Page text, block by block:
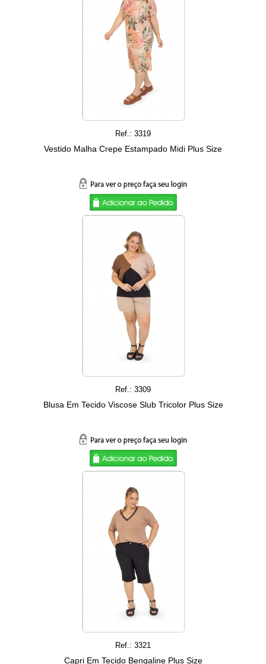
Ref.: 3319
Vestido Malha Crepe Estampado Midi Plus Size
Ref.: 3309
Blusa Em Tecido Viscose Slub Tricolor Plus Size
Ref.: 3321
Capri Em Tecido Bengaline Plus Size